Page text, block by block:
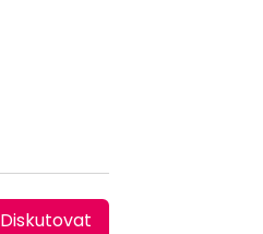
Diskutovat